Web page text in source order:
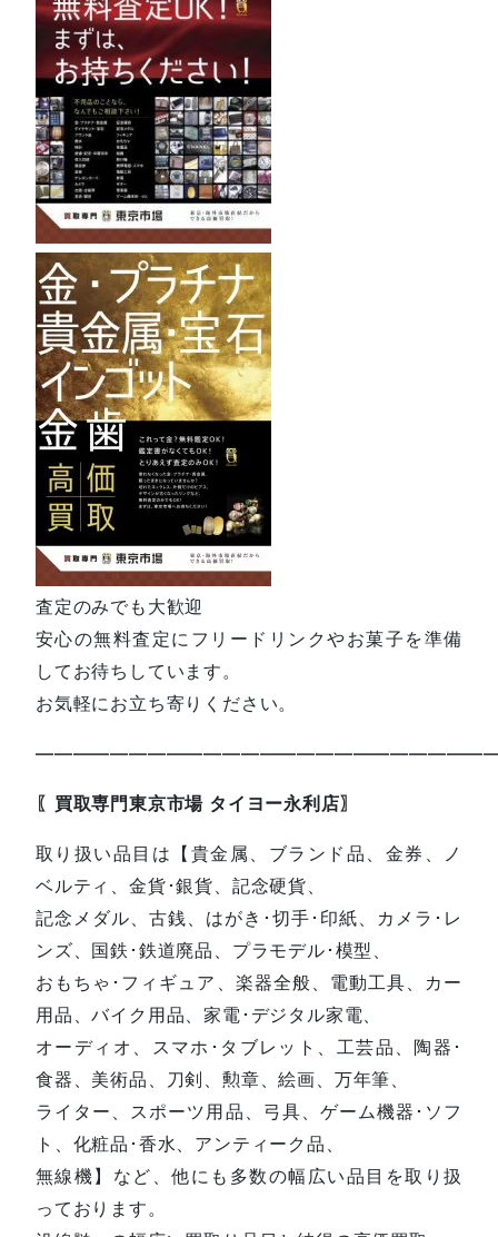
査定のみでも大歓迎
安心の無料査定にフリードリンクやお菓子を準備
してお待ちしています。
お気軽にお立ち寄りください。
〖買取専門東京市場 タイヨー永利店〗
取り扱い品目は【貴金属、ブランド品、金券、ノ
ベルティ、金貨･銀貨、記念硬貨、
記念メダル、古銭、はがき･切手･印紙、カメラ･レ
ンズ、国鉄･鉄道廃品、プラモデル･模型、
おもちゃ･フィギュア、楽器全般、電動工具、カー
用品、バイク用品、家電･デジタル家電、
オーディオ、スマホ･タブレット、工芸品、陶器･
食器、美術品、刀剣、勲章、絵画、万年筆、
ライター、スポーツ用品、弓具、ゲーム機器･ソフ
ト、化粧品･香水、アンティーク品、
無線機】など、他にも多数の幅広い品目を取り扱
っております。